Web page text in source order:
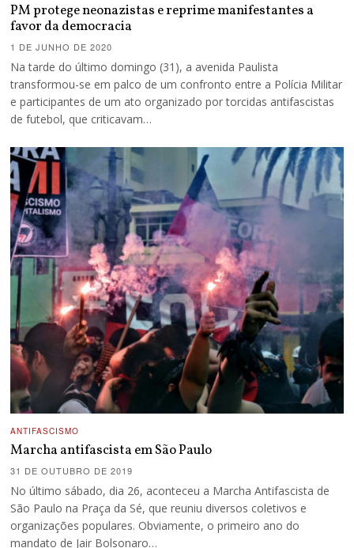
PM protege neonazistas e reprime manifestantes a
favor da democracia
1 DE JUNHO DE 2020
Na tarde do último domingo (31), a avenida Paulista
transformou-se em palco de um confronto entre a Polícia Militar
e participantes de um ato organizado por torcidas antifascistas
de futebol, que criticavam…
ANTIFASCISMO
Marcha antifascista em São Paulo
31 DE OUTUBRO DE 2019
No último sábado, dia 26, aconteceu a Marcha Antifascista de
São Paulo na Praça da Sé, que reuniu diversos coletivos e
organizações populares. Obviamente, o primeiro ano do
mandato de Jair Bolsonaro…